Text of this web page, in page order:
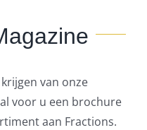
van onze
voor u een brochure
aan Fractions.